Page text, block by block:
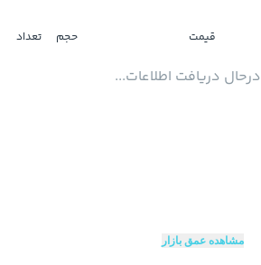
قیمت حجم تعداد
درحال دریافت اطلاعات...
مشاهده عمق بازار